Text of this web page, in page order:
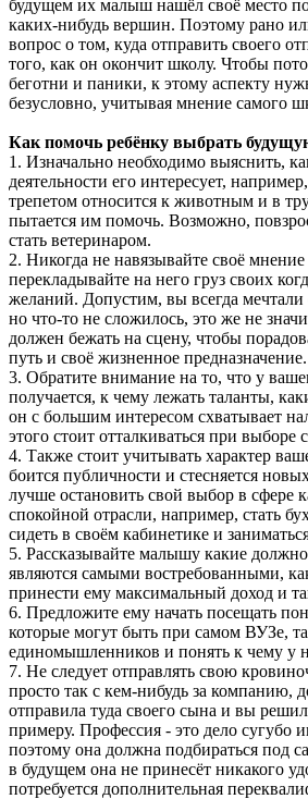
будущем их малыш нашёл своё место
каких-нибудь вершин. Поэтому рано
вопрос о том, куда отправить своего
того, как он окончит школу. Чтобы
беготни и паники, к этому аспекту
безусловно, учитывая мнение самого
Как помочь ребёнку выбрать
1. Изначально необходимо выяснить,
деятельности его интересует,
трепетом относится к животным и в
пытается им помочь. Возможно,
стать ветеринаром.
2. Никогда не навязывайте своё
перекладывайте на него груз своих
желаний. Допустим, вы всегда мечтали
но что-то не сложилось, это же не
должен бежать на сцену, чтобы
путь и своё жизненное предназначение.
3. Обратите внимание на то, что у
получается, к чему лежать таланты,
он с большим интересом схватывает
этого стоит отталкиваться при выборе
4. Также стоит учитывать характер
боится публичности и стесняется
лучше остановить свой выбор в сфере
спокойной отрасли, например, стать
сидеть в своём кабинетике и
5. Рассказывайте малышу какие
являются самыми востребованными,
принести ему максимальный доход и
6. Предложите ему начать посещать
которые могут быть при самом ВУЗе,
единомышленников и понять к чему у
7. Не следует отправлять свою
просто так с кем-нибудь за компанию,
отправила туда своего сына и вы
примеру. Профессия - это дело сугубо
поэтому она должна подбираться под
в будущем она не принесёт никакого
потребуется дополнительная